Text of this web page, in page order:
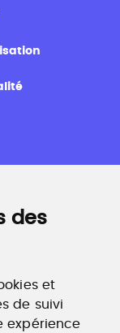
des
et
de suivi
expérience
visites et